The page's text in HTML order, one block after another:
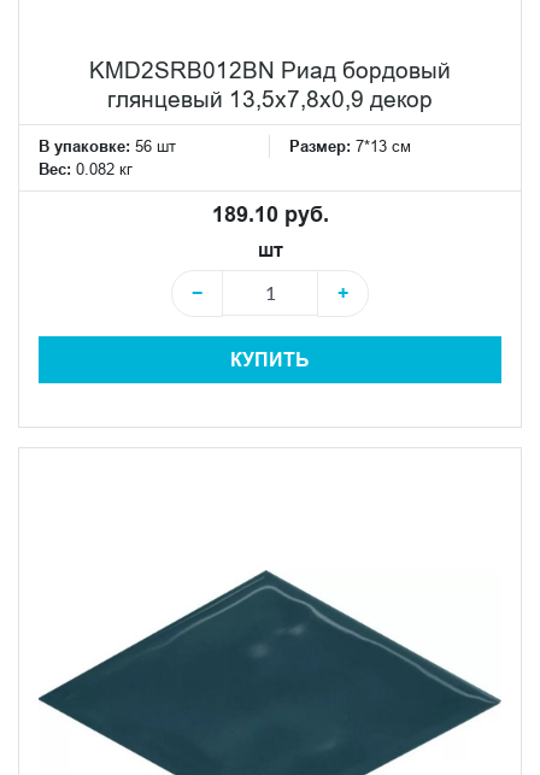
KMD2SRB012BN Риад бордовый
глянцевый 13,5x7,8x0,9 декор
В упаковке: 56 шт Размер: 7*13 см
Вес: 0.082 кг
189.10 руб.
шт
−
+
КУПИТЬ